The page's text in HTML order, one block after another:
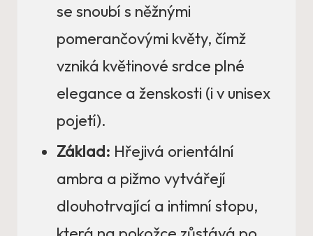
se snoubí s něžnými
pomerančovými květy, čímž
vzniká květinové srdce plné
elegance a ženskosti (i v unisex
pojetí).
Základ: Hřejivá orientální
ambra a pižmo vytvářejí
dlouhotrvající a intimní stopu,